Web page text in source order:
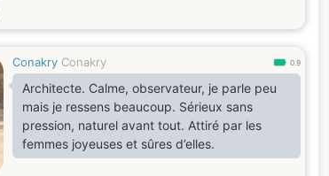
Conakry Conakry 0.9
Architecte. Calme, observateur, je parle peu
mais je ressens beaucoup. Sérieux sans
pression, naturel avant tout. Attiré par les
femmes joyeuses et sûres d’elles.